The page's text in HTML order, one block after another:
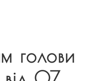
голови